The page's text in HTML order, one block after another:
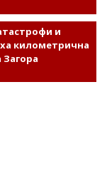
и
километрична